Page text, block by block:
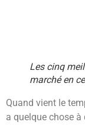
Les cinq
marché en
Quand vient le
a quelque chose à